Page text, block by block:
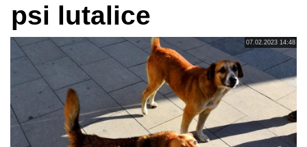
psi lutalice
07.02.2023 14:48